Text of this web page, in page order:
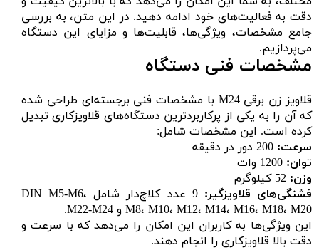
دقت به فعالیت‌های خود ادامه دهید. در این متن، به بررسی
جامع مشخصات، ویژگی‌ها، قابلیت‌ها و مزایای این دستگاه
می‌پردازیم.
مشخصات فنی دستگاه
قلاویز زن برقی M24 با مشخصات فنی برجسته‌ای طراحی شده
که آن را به یکی از پرکاربردترین دستگاه‌های قلاویزکاری تبدیل
کرده است. این مشخصات شامل:
سرعت: 200 دور در دقیقه
توان: 1200 وات
وزن: 52 کیلوگرم
فشنگی‌های قلاویزگیر:
9 عدد کلاچ‌دار شامل DIN M5-M6،
M8، M10، M12، M14، M16، M18، M20 و M22-M24.
این ویژگی‌ها به کاربران این امکان را می‌دهد که با سرعت و
دقت بالا قلاویزکاری را انجام دهند.